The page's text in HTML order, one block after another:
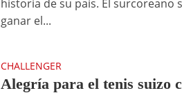
historia de su país. El surcoreano
ganar el...
CHALLENGER
Alegría para el tenis suizo